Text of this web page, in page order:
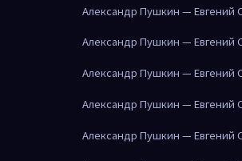
Александр Пушкин — Евгений
Александр Пушкин — Евгений
Александр Пушкин — Евгений
Александр Пушкин — Евгений
Александр Пушкин — Евгений